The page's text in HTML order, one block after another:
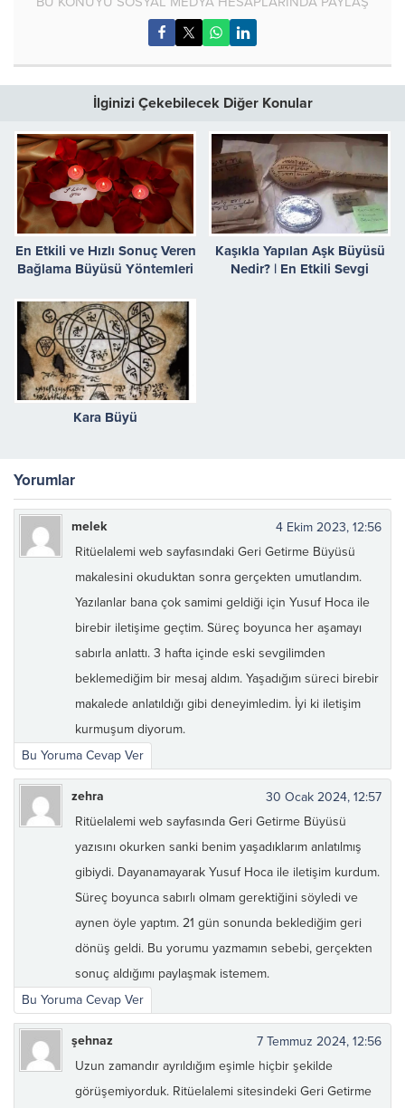
İlginizi Çekebilecek Diğer Konular
En Etkili ve Hızlı Sonuç Veren
Bağlama Büyüsü Yöntemleri
Kaşıkla Yapılan Aşk Büyüsü
Nedir? | En Etkili Sevgi
Kara Büyü
Yorumlar
melek
4 Ekim 2023, 12:56
Ritüelalemi web sayfasındaki Geri Getirme Büyüsü
makalesini okuduktan sonra gerçekten umutlandım.
Yazılanlar bana çok samimi geldiği için Yusuf Hoca ile
birebir iletişime geçtim. Süreç boyunca her aşamayı
sabırla anlattı. 3 hafta içinde eski sevgilimden
beklemediğim bir mesaj aldım. Yaşadığım süreci birebir
makalede anlatıldığı gibi deneyimledim. İyi ki iletişim
kurmuşum diyorum.
Bu Yoruma Cevap Ver
zehra
30 Ocak 2024, 12:57
Ritüelalemi web sayfasında Geri Getirme Büyüsü
yazısını okurken sanki benim yaşadıklarım anlatılmış
gibiydi. Dayanamayarak Yusuf Hoca ile iletişim kurdum.
Süreç boyunca sabırlı olmam gerektiğini söyledi ve
aynen öyle yaptım. 21 gün sonunda beklediğim geri
dönüş geldi. Bu yorumu yazmamın sebebi, gerçekten
sonuç aldığımı paylaşmak istemem.
Bu Yoruma Cevap Ver
şehnaz
7 Temmuz 2024, 12:56
Uzun zamandır ayrıldığım eşimle hiçbir şekilde
görüşemiyorduk. Ritüelalemi sitesindeki Geri Getirme